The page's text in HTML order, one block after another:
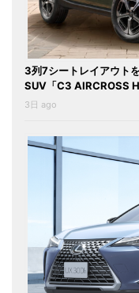
3列7シートレイアウト
SUV「C3 AIRCROSS
3日 ago